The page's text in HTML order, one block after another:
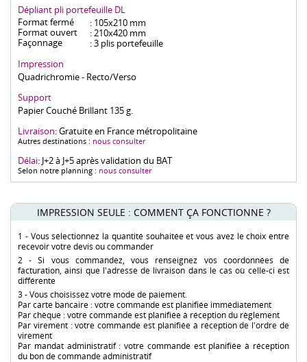
Dépliant pli portefeuille DL
Format fermé
: 105x210 mm
Format ouvert : 210x420 mm
Façonnage
: 3 plis portefeuille
Impression
Quadrichromie - Recto/Verso
Support
Papier Couché Brillant 135 g.
Livraison: Gratuite en France métropolitaine
Autres destinations : nous consulter
Délai: J+2 à J+5 après validation du BAT
Selon notre planning : nous consulter
IMPRESSION SEULE : COMMENT ÇA FONCTIONNE ?
1 - Vous sélectionnez la quantité souhaitée et vous avez le choix entre
recevoir votre devis ou commander
2 - Si vous commandez, vous renseignez vos coordonnées de
facturation, ainsi que l'adresse de livraison dans le cas où celle-ci est
différente
3 - Vous choisissez votre mode de paiement.
Par carte bancaire : votre commande est planifiée immédiatement
Par chèque : votre commande est planifiée à réception du règlement
Par virement : votre commande est planifiée à réception de l'ordre de
virement
Par mandat administratif : votre commande est planifiée à réception
du bon de commande administratif